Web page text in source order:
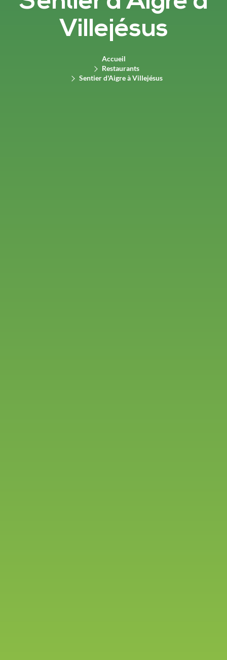
Villejésus
Accueil
Restaurants
Sentier d'Aigre à Villejésus